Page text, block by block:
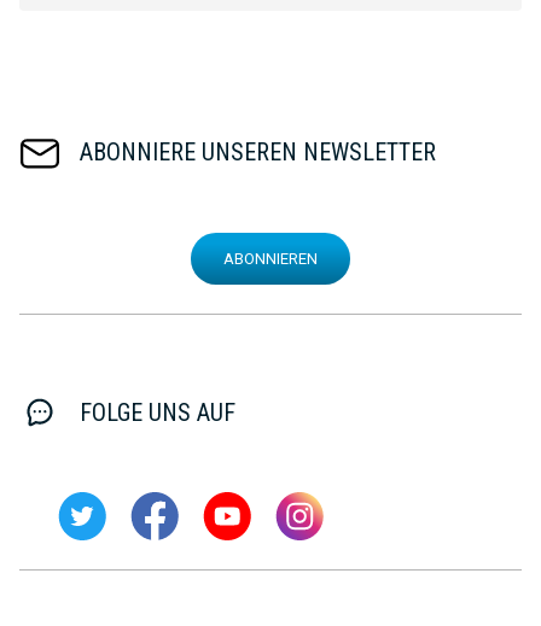
ABONNIERE UNSEREN NEWSLETTER
ABONNIEREN
FOLGE UNS AUF